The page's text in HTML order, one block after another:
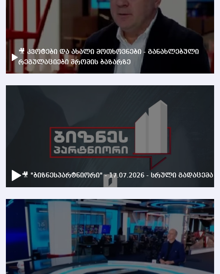
🎥 კვოტები და ახალი მოთხოვნები - განახლებული
რეგულაციები შრომის ბაზარზე
🎥 "ბიზნესპარტნიორი" - 17.07.2026 - სრული გადაცემა